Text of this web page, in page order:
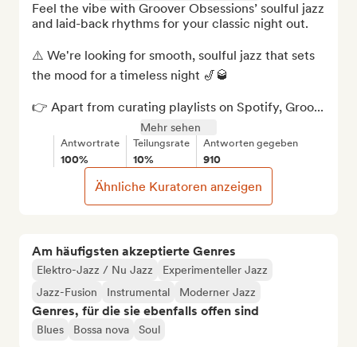
Am häufigsten akzeptierte Genres
Elektro-Jazz / Nu Jazz
Experimenteller Jazz
Jazz-Fusion
Instrumental Moderner Jazz
Genres, für die sie ebenfalls offen sind
Blues Bossa nova Soul
Feel the vibe with Groover Obsessions’ soulful jazz
and laid-back rhythms for your classic night out.
⚠️ We're looking for smooth, soulful jazz that sets
the mood for a timeless night 🎷🥃
👉 Apart from curating playlists on Spotify, Groo...
Mehr sehen
Antwortrate
100%
Teilungsrate
10%
Antworten gegeben
910
Ähnliche Kuratoren anzeigen